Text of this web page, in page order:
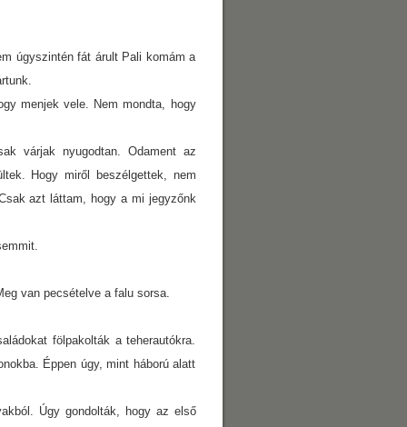
úgyszintén fát árult Pali komám a
menjek vele. Nem mondta, hogy
várjak nyugodtan. Odament az
Hogy miről beszélgettek, nem
azt láttam, hogy a mi jegyzőnk
van pecsételve a falu sorsa.
fölpakolták a teherautókra.
Éppen úgy, mint háború alatt
Úgy gondolták, hogy az első